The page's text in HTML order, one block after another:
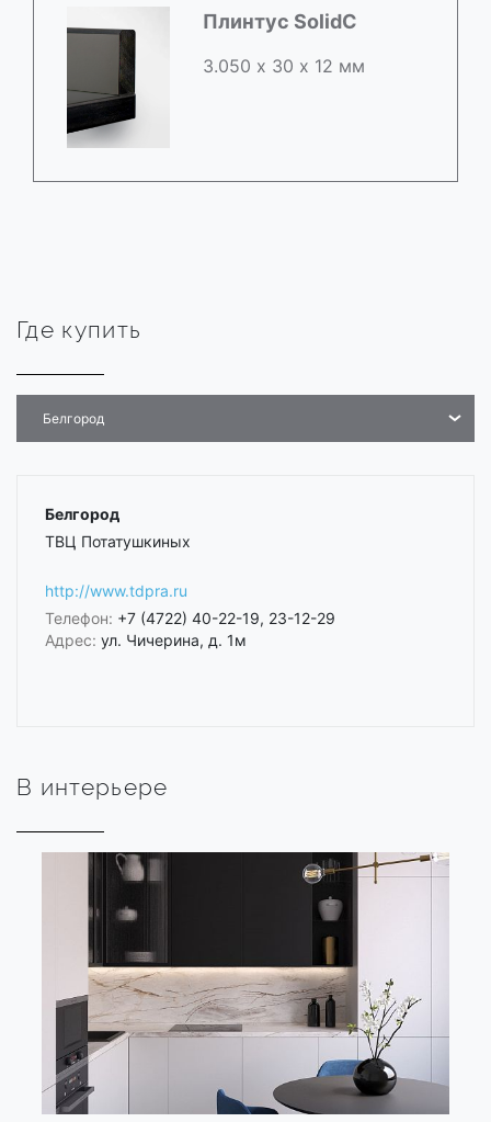
Плинтус SolidC
3.050 х 30 х 12 мм
Где купить
Белгород
Белгород
ТВЦ Потатушкиных
http://www.tdpra.ru
Телефон: +7 (4722) 40-22-19, 23-12-29
Адрес: ул. Чичерина, д. 1м
В интерьере